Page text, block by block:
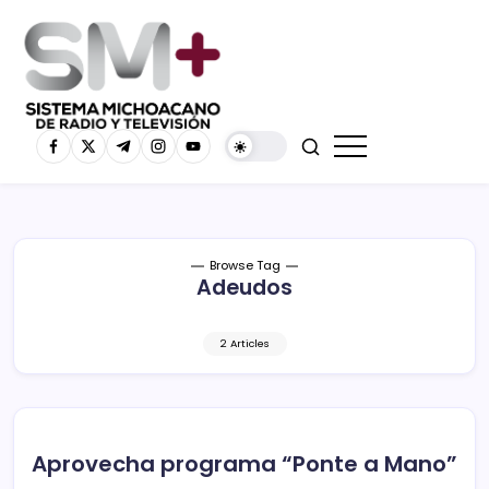
Browse Tag
Adeudos
2 Articles
Aprovecha programa “Ponte a Mano”